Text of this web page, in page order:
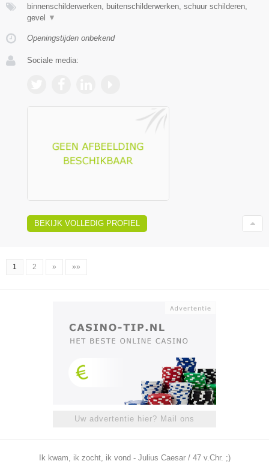
binnenschilderwerken, buitenschilderwerken, schuur schilderen,
gevel
▼
Openingstijden onbekend
Sociale media:
BEKIJK VOLLEDIG PROFIEL
1 2 » »»
Uw advertentie hier? Mail ons
Ik kwam, ik zocht, ik vond - Julius Caesar / 47 v.Chr. ;)